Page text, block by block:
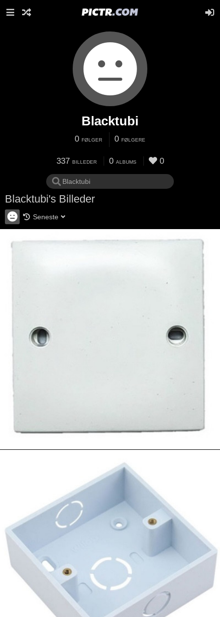
Blacktubi
0 FØLGER 0 FØLGERE
337 BILLEDER 0 ALBUMS 0
Blacktubi's Billeder
Seneste